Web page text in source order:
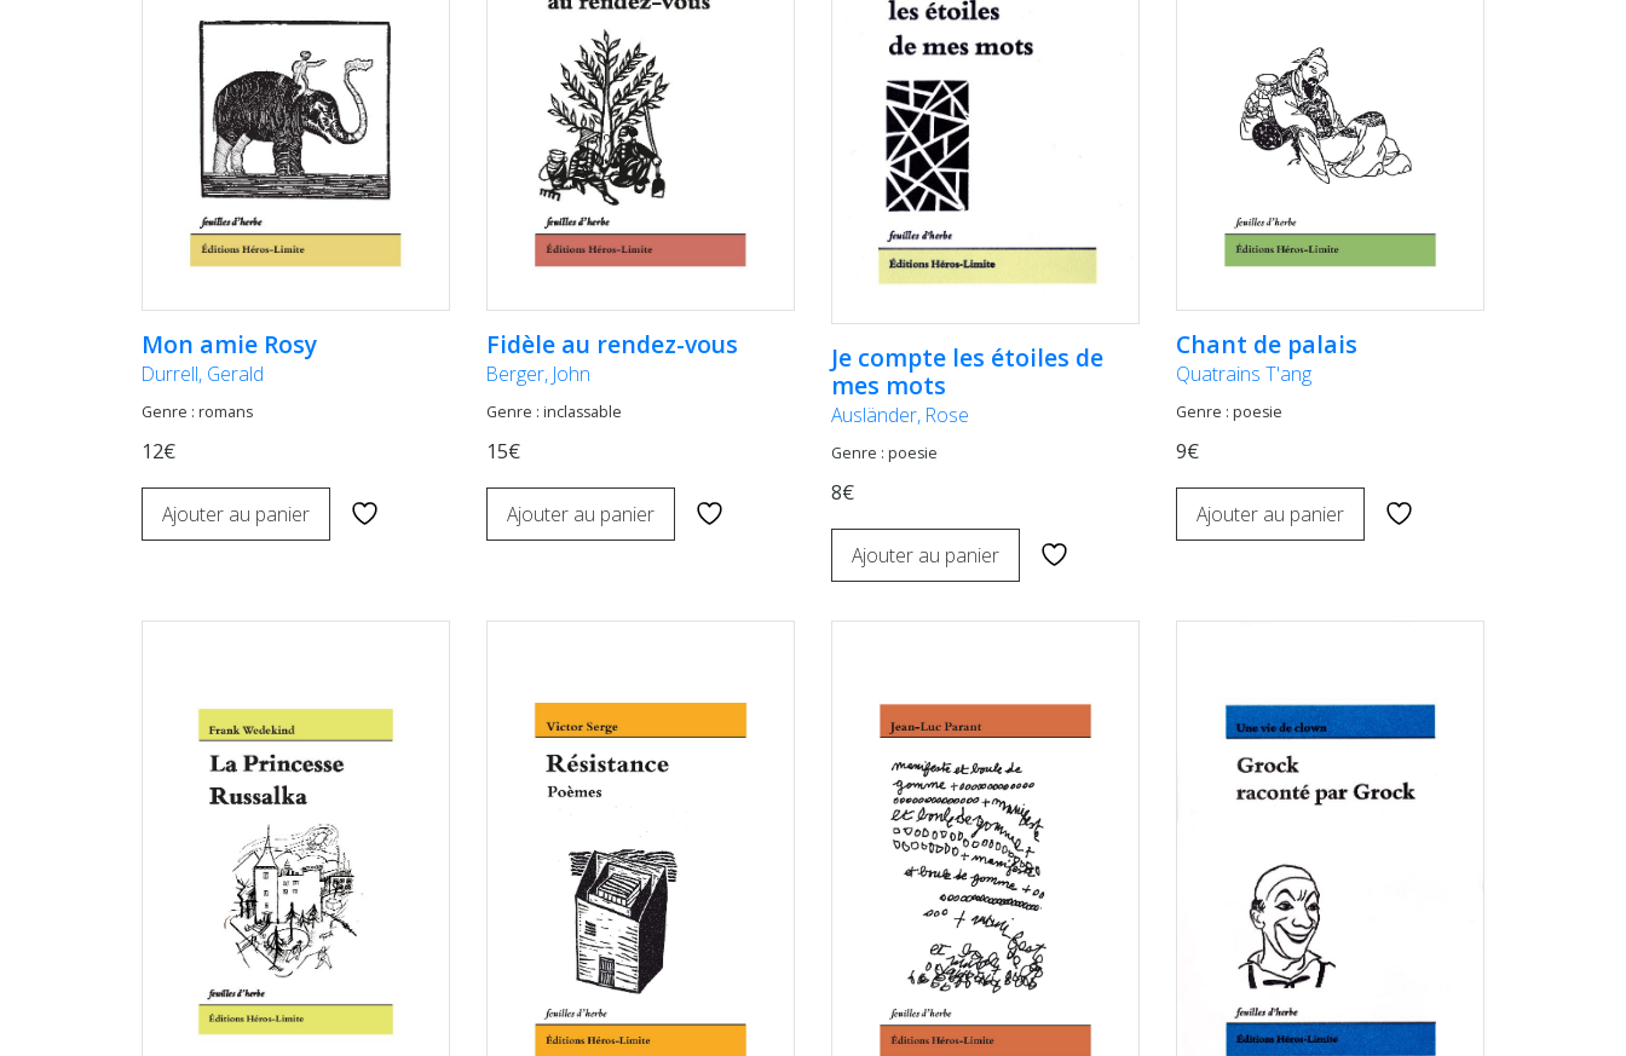
Mon amie Rosy
Durrell, Gerald
Genre : romans
12€
Ajouter au panier
Fidèle au rendez-vous
Berger, John
Genre : inclassable
15€
Ajouter au panier
Je compte les étoiles de
mes mots
Ausländer, Rose
Genre : poesie
8€
Ajouter au panier
Chant de palais
Quatrains T'ang
Genre : poesie
9€
Ajouter au panier